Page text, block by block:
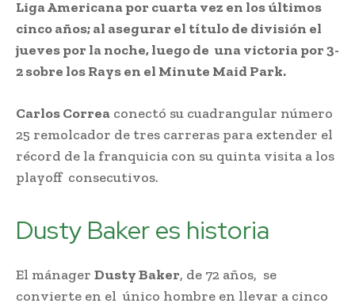
Liga Americana por cuarta vez en los últimos
cinco años; al asegurar el título de división el
jueves por la noche, luego de una victoria por 3-
2 sobre los Rays en el Minute Maid Park.
Carlos Correa conectó su cuadrangular número
25 remolcador de tres carreras para extender el
récord de la franquicia con su quinta visita a los
playoff consecutivos.
Dusty Baker es historia
El mánager Dusty Baker, de 72 años, se
convierte en el único hombre en llevar a cinco